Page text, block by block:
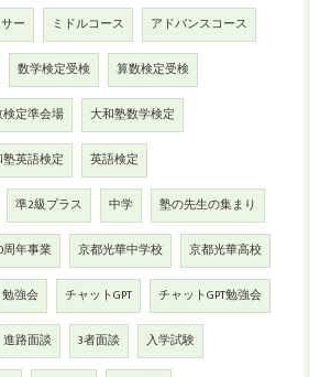
ー ミドルコース アドバンスコース
数学検定受検 算数検定受検
定準会場 大和塾数学検定
英語検定 英語検定
準2級プラス 中学 塾の先生の集まり
周年事業 京都光華中学校 京都光華高校
勉強会 チャットGPT チャットGPT勉強会
進路面談 3者面談 入学試験